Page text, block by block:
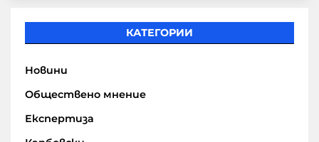
КАТЕГОРИИ
Новини
Обществено мнение
Експертиза